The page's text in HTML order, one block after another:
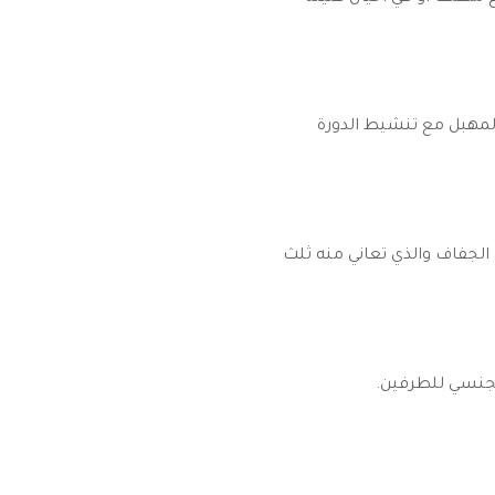
مع تنشيط الدورة
والذي تعاني منه ثلث
للطرفين.